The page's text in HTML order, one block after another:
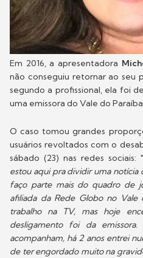
Em 2016, a apresentadora
não conseguiu retornar ao seu
segundo a profissional, ela foi
uma emissora do Vale do
O caso tomou grandes
usuários revoltados com o
sábado (23) nas redes sociais: "
estou aqui pra dividir uma notícia
faço parte mais do quadro de
afiliada da Rede Globo no Vale
trabalho na TV, mas hoje
desligamento foi da
acompanham, há 2 anos entrei
de ter engordado muito na